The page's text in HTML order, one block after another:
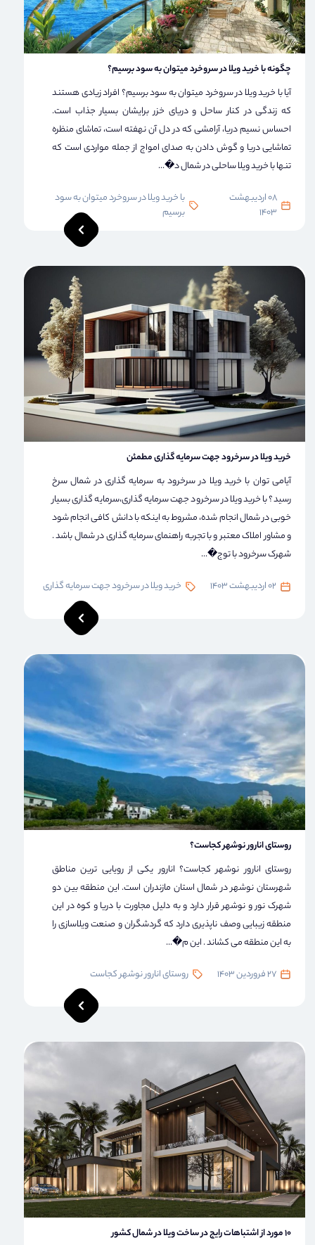
چگونه با خرید ویلا در سروخرد میتوان به سود برسیم؟
آیا با خرید ویلا در سروخرد میتوان به سود برسیم؟ افراد زیادی هستند
که زندگی در کنار ساحل و دریای خزر برایشان بسیار جذاب است.
احساس نسیم دریا، آرامشی که در دل آن نهفته است، تماشای منظره
تماشایی دریا و گوش دادن به صدای امواج از جمله مواردی است که
تنها با خرید ویلا ساحلی در شمال د�...
08 اردیبهشت
1403
با خرید ویلا در سروخرد میتوان به سود
برسیم
خرید ویلا در سرخرود جهت سرمایه گذاری مطمئن
آیامی توان با خرید ویلا در سرخرود به سرمایه گذاری در شمال سرخ
رسید؟ با خرید ویلا در سرخرود جهت سرمایه گذاری،سرمایه گذاری بسیار
خوبی در شمال انجام شده، مشروط به اینکه با دانش کافی انجام شود
و مشاور املاک معتبر و با تجربه راهنمای سرمایه گذاری در شمال باشد .
شهرک سرخرود با توج�...
02 اردیبهشت 1403 خرید ویلا در سرخرود جهت سرمایه گذاری
روستای انارور نوشهر کجاست؟
روستای انارور نوشهر کجاست؟ انارور یکی از رویایی ترین مناطق
شهرستان نوشهر در شمال استان مازندران است. این منطقه بین دو
شهرک نور و نوشهر قرار دارد و به دلیل مجاورت با دریا و کوه در این
منطقه زیبایی وصف ناپذیری دارد که گردشگران و صنعت ویلاسازی را
به این منطقه می کشاند . این م�...
27 فروردین 1403 روستای انارور نوشهر کجاست
10 مورد از اشتباهات رایج در ساخت ویلا در شمال کشور